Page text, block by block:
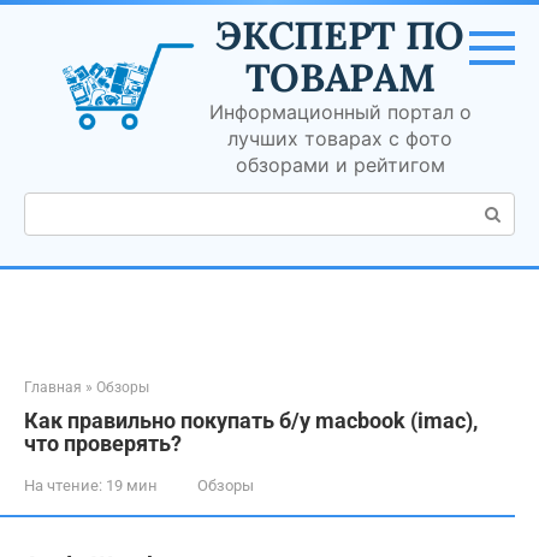
Перейти
контенту
ЭКСПЕРТ ПО
ТОВАРАМ
Информационный портал о
лучших товарах с фото
обзорами и рейтигом
Поиск:
Главная » Обзоры
Как правильно покупать б/у macbook (imac),
что проверять?
На чтение: 19 мин Обзоры